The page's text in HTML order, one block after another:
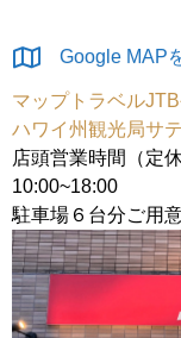
Google MAP
マップトラベル
ハワイ州観光局サ
店頭営業時間（定
10:00~18:00
駐車場６台分ご用